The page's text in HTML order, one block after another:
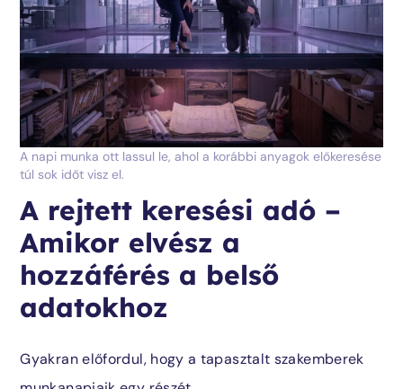
A napi munka ott lassul le, ahol a korábbi anyagok előkeresése
túl sok időt visz el.
A rejtett keresési adó –
Amikor elvész a
hozzáférés a belső
adatokhoz
Gyakran előfordul, hogy a tapasztalt szakemberek